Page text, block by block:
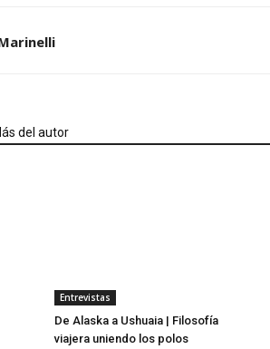
del autor
Entrevistas
De Alaska a Ushuaia | Filosofía
viajera uniendo los polos